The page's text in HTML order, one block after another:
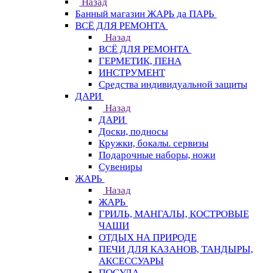
Банный магазин ЖАРЬ да ПАРЬ
ВСЁ ДЛЯ РЕМОНТА
Назад
ВСЁ ДЛЯ РЕМОНТА
ГЕРМЕТИК, ПЕНА
ИНСТРУМЕНТ
Средства индивидуальной защиты
ДАРИ
Назад
ДАРИ
Доски, подносы
Кружки, бокалы. сервизы
Подарочные наборы, ножи
Сувениры
ЖАРЬ
Назад
ЖАРЬ
ГРИЛЬ, МАНГАЛЫ, КОСТРОВЫЕ
ЧАШИ
ОТДЫХ НА ПРИРОДЕ
ПЕЧИ ДЛЯ КАЗАНОВ, ТАНДЫРЫ,
АКСЕССУАРЫ